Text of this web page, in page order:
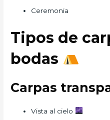
Ceremonia
Tipos de
bodas
Carpas
Vista al cielo